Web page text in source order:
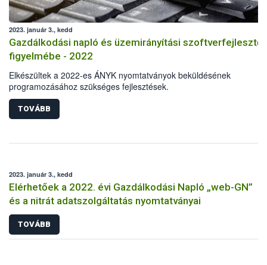
2023. január 3., kedd
Gazdálkodási napló és üzemirányítási
figyelmébe - 2022
Elkészültek a 2022-es ÁNYK nyomtatványok beküldésének
programozásához szükséges fejlesztések.
TOVÁBB
2023. január 3., kedd
Elérhetőek a 2022. évi Gazdálkodási Napló „web-GN”
és a nitrát adatszolgáltatás nyomtatványai
TOVÁBB